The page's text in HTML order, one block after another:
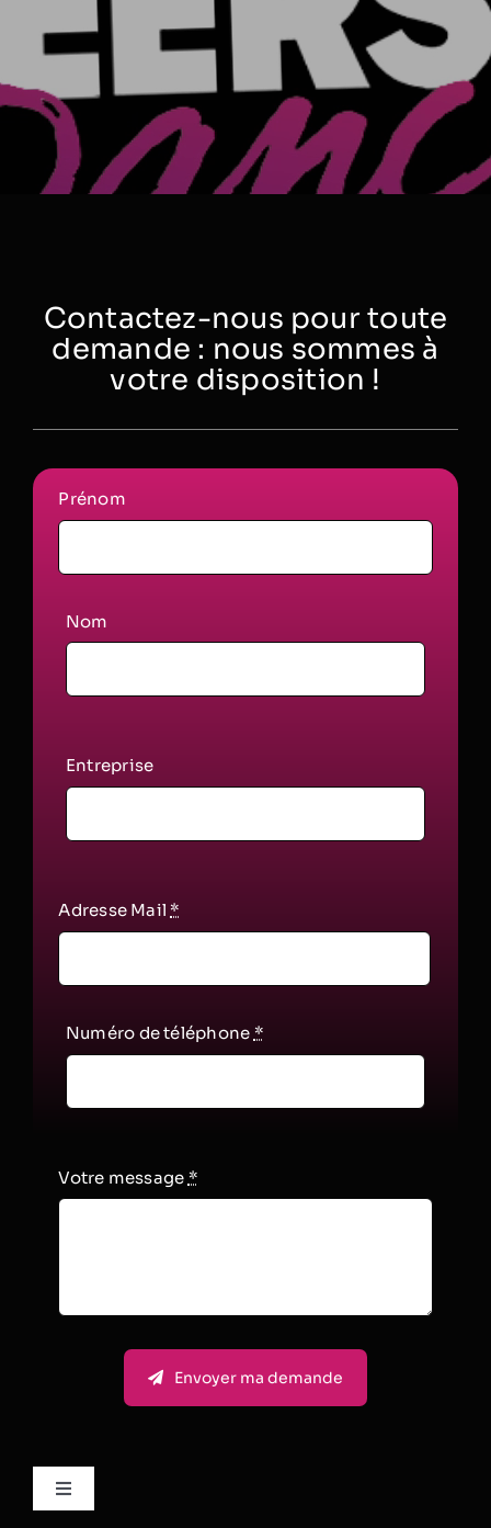
Contactez-nous pour toute
demande : nous sommes à
votre disposition !
Prénom
Nom
Entreprise
Adresse Mail *
Numéro de téléphone *
Votre message *
Envoyer ma demande
Toggle